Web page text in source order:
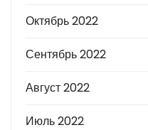
Октябрь 2022
Сентябрь 2022
Август 2022
Июль 2022